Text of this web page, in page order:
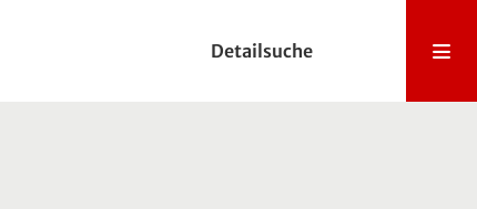
Detailsuche